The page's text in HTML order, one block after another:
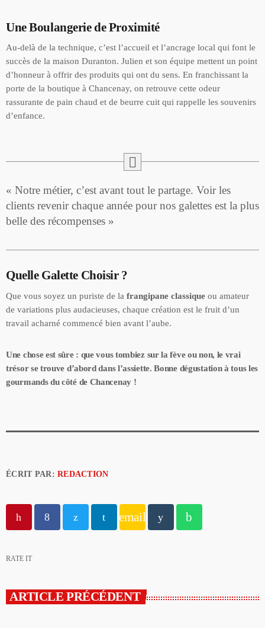
Une Boulangerie de Proximité
Au-delà de la technique, c’est l’accueil et l’ancrage local qui font le
succès de la maison Duranton. Julien et son équipe mettent un point
d’honneur à offrir des produits qui ont du sens. En franchissant la
porte de la boutique à Chancenay, on retrouve cette odeur
rassurante de pain chaud et de beurre cuit qui rappelle les souvenirs
d’enfance.
« Notre métier, c’est avant tout le partage. Voir les
clients revenir chaque année pour nos galettes est la plus
belle des récompenses »
Quelle Galette Choisir ?
Que vous soyez un puriste de la frangipane classique ou amateur
de variations plus audacieuses, chaque création est le fruit d’un
travail acharné commencé bien avant l’aube.
Une chose est sûre : que vous tombiez sur la fève ou non, le vrai
trésor se trouve d’abord dans l’assiette. Bonne dégustation à tous les
gourmands du côté de Chancenay !
ÉCRIT PAR:REDACTION
email
RATE IT
ARTICLE PRÉCÉDENT